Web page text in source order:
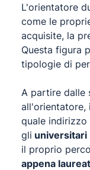
L'orientatore
come le
acquisite, la
Questa figura
tipologie di
A partire dalle
all'orientatore,
quale indirizzo
gli universitari
il proprio
appena